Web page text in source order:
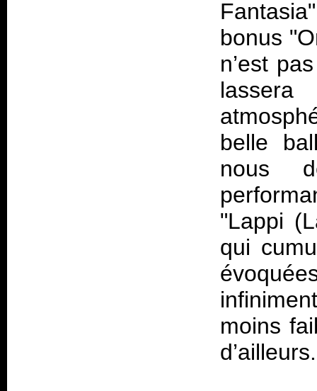
bonus
n’est
belle
nous
"Lappi
qui
moins
d’ailleurs.